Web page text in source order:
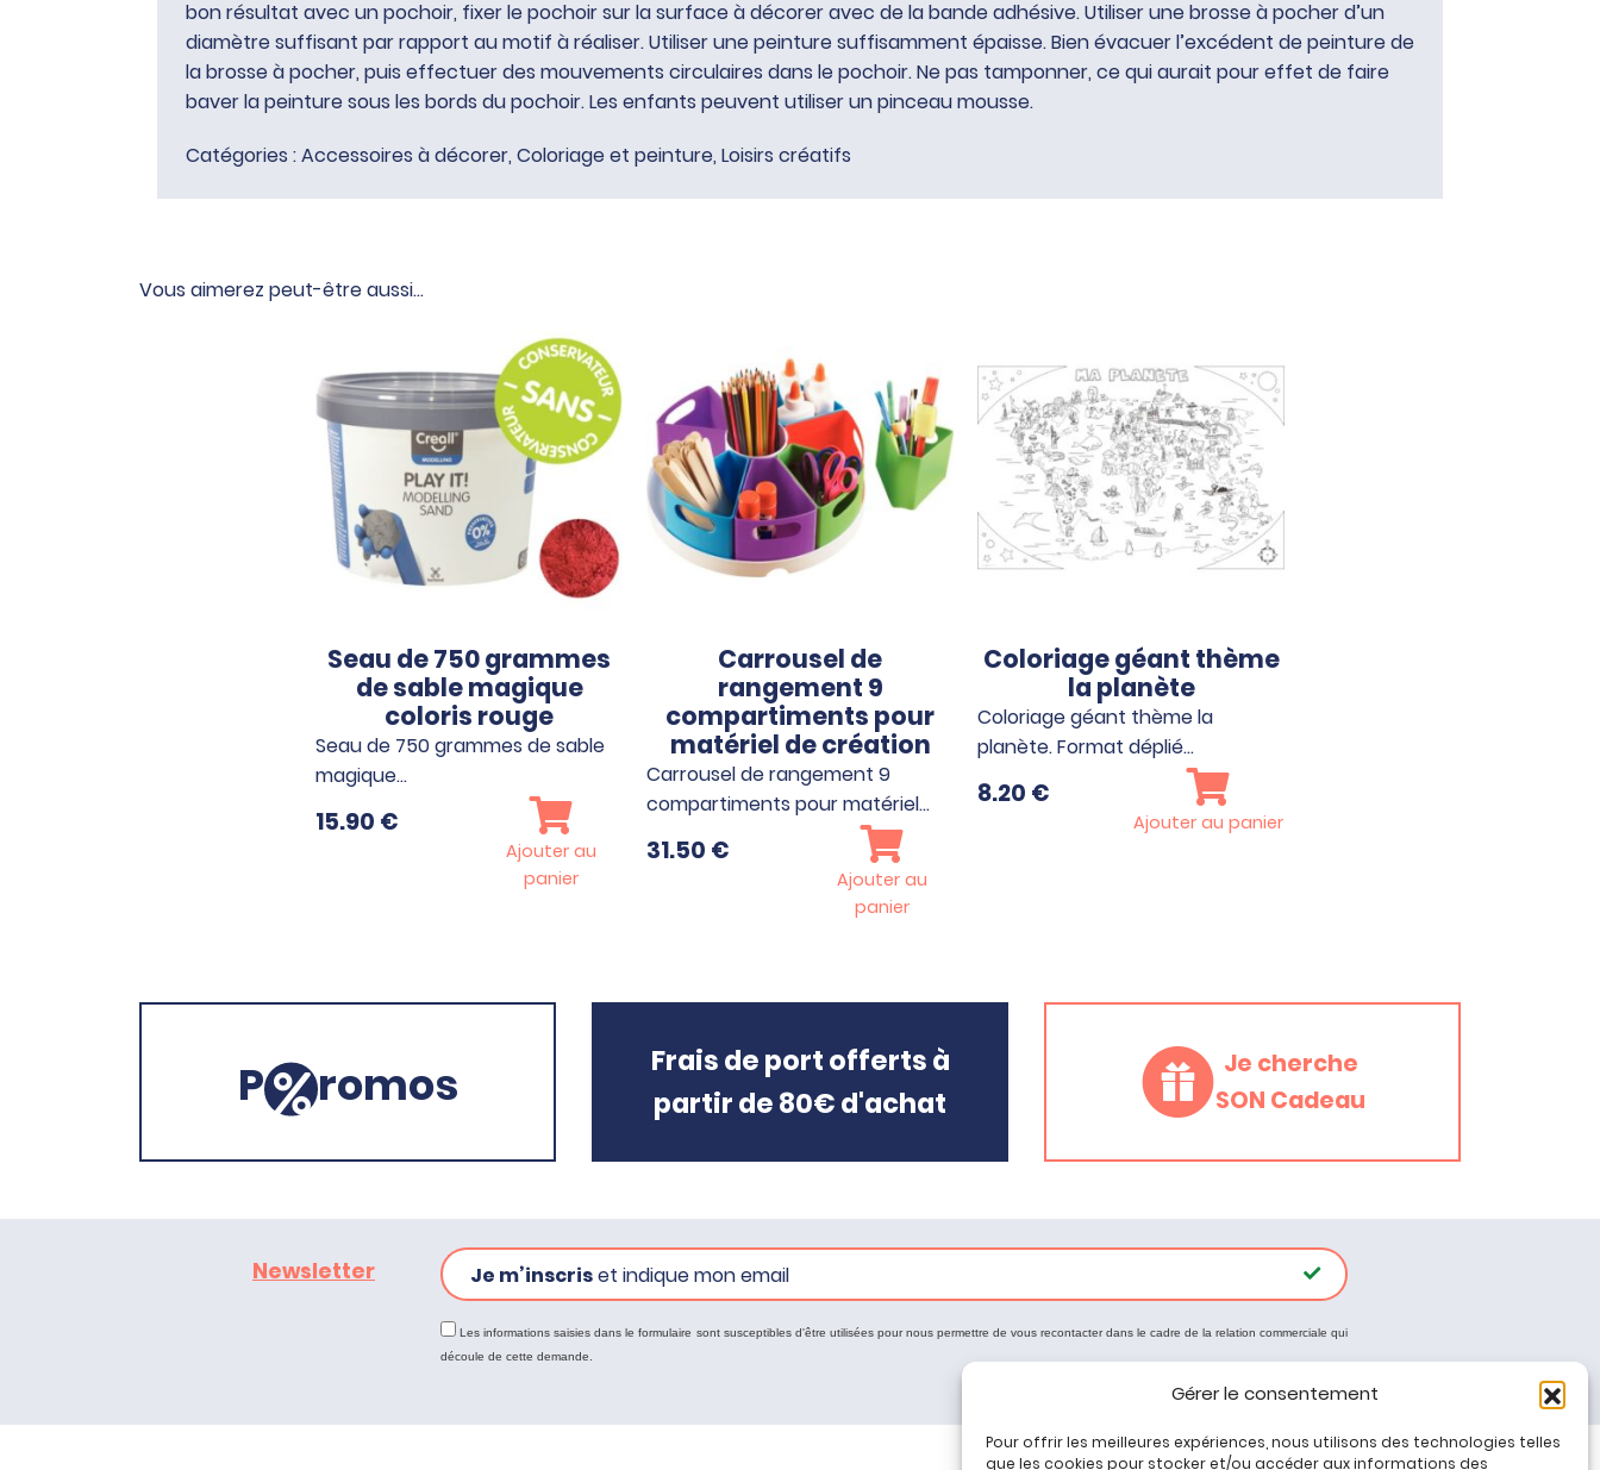
Gérer le consentement
Pour offrir les meilleures expériences, nous utilisons des technologies telles
que les cookies pour stocker et/ou accéder aux informations des
bon résultat avec un pochoir, fixer le pochoir sur la surface à décorer avec de la bande adhésive. Utiliser une brosse à pocher d’un
diamètre suffisant par rapport au motif à réaliser. Utiliser une peinture suffisamment épaisse. Bien évacuer l’excédent de peinture de
la brosse à pocher, puis effectuer des mouvements circulaires dans le pochoir. Ne pas tamponner, ce qui aurait pour effet de faire
baver la peinture sous les bords du pochoir. Les enfants peuvent utiliser un pinceau mousse.
Catégories :Accessoires à décorer, Coloriage et peinture, Loisirs créatifs
Vous aimerez peut-être aussi…
Seau de 750 grammes
de sable magique
coloris rouge
Seau de 750 grammes de sable
magique…
15.90 €
Ajouter au
panier
Carrousel de
rangement 9
compartiments pour
matériel de création
Carrousel de rangement 9
compartiments pour matériel…
31.50 €
Ajouter au
panier
Coloriage géant thème
la planète
Coloriage géant thème la
planète. Format déplié…
8.20 €
Ajouter au panier
P romos
Frais de port offerts à
partir de 80€ d'achat
Je cherche
SON Cadeau
Newsletter Je m’inscriset indique mon email
Les informations saisies dans le formulaire sont susceptibles d'être utilisées pour nous permettre de vous recontacter dans le cadre de la relation commerciale qui
découle de cette demande.